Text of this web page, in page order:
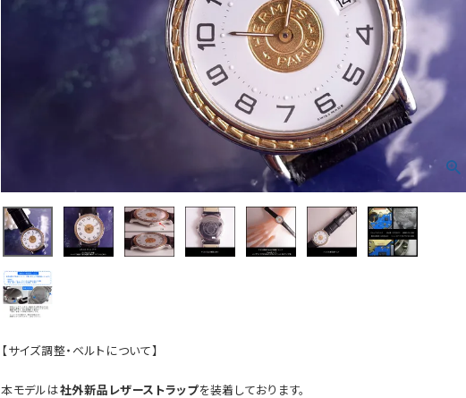
【サイズ調整・ベルトについて】
本モデルは社外新品レザーストラップを装着しております。